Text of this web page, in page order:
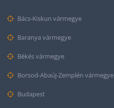
Bács-Kiskun vármegye
Baranya vármegye
Békés vármegye
Borsod-Abaúj-Zemplén vármegye
Budapest